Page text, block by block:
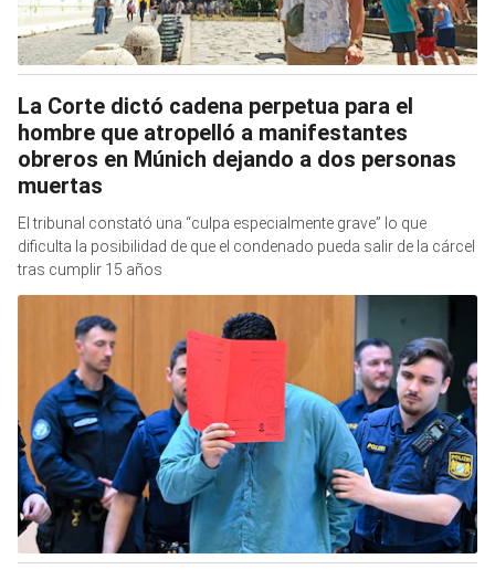
La Corte dictó cadena perpetua para el
hombre que atropelló a manifestantes
obreros en Múnich dejando a dos personas
muertas
El tribunal constató una “culpa especialmente grave” lo que
dificulta la posibilidad de que el condenado pueda salir de la cárcel
tras cumplir 15 años